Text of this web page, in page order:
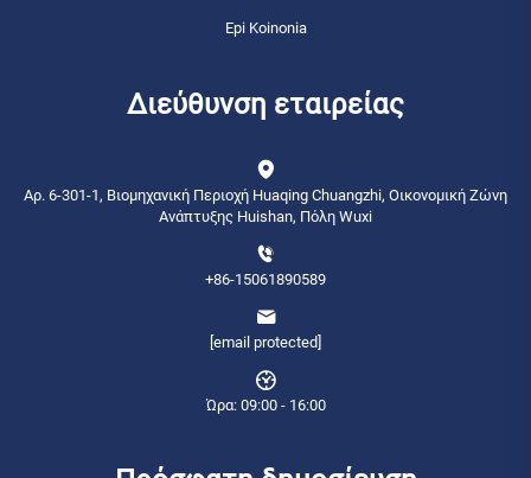
Epi Koinonia
Διεύθυνση εταιρείας
Αρ. 6-301-1, Βιομηχανική Περιοχή Huaqing Chuangzhi, Οικονομική Ζώνη
Ανάπτυξης Huishan, Πόλη Wuxi
+86-15061890589
[email protected]
Ώρα: 09:00 - 16:00